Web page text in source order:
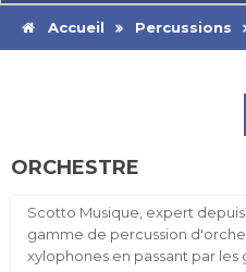
Accueil Percussions
ORCHESTRE
Scotto Musique, expert depuis
gamme de percussion
xylophones en passant par les